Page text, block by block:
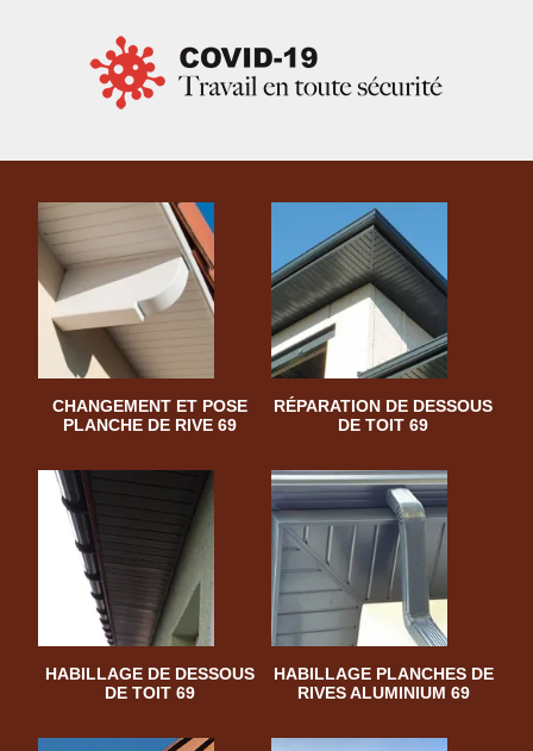
CHANGEMENT ET POSE
PLANCHE DE RIVE 69
RÉPARATION DE DESSOUS
DE TOIT 69
HABILLAGE DE DESSOUS
DE TOIT 69
HABILLAGE PLANCHES DE
RIVES ALUMINIUM 69